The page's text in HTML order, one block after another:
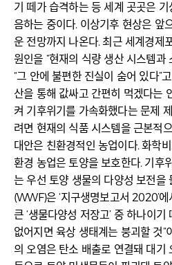
기 떼가 습격하는 등 세계 곳곳은
음하는 중이다. 이상기후 현상은 앞
운 전망까지 나온다. 최근 세계경제
원인을 “현재의 식량 생산 시스템과
“그 안에 불편한 진실이 숨어 있다”
산을 통해 값싸고 간편히 먹겠다는
켜 기후위기를 가속화했다는 문제
려면 현재의 식품 시스템을 근본적
대안은 친환경적인 농업이다. 화학
환경 농업은 토양을 보호한다. 기후
는 우선 토양 생물의 다양성 보전을
(WWF)은 ‘지구생명보고서 2020’
큰 ‘생물다양성 저장고’ 중 하나이
없어지면 육상 생태계는 붕괴할 것”
의 오염은 탄소 배출로 연결돼 대기